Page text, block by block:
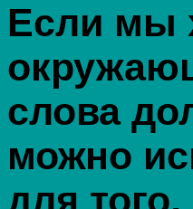
Если мы
слова
можно
для